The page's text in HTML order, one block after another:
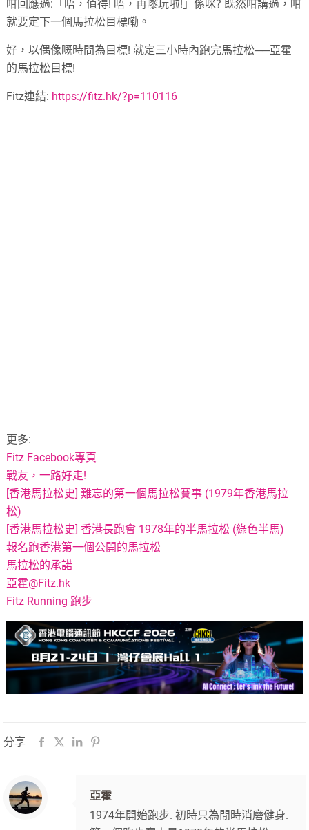
咁回應過:「唔，值得! 唔，再嚟玩啦!」係咪? 既然咁講過，咁
就要定下一個馬拉松目標嘞。
好，以偶像嘅時間為目標! 就定三小時內跑完馬拉松──亞霍
的馬拉松目標!
Fitz連結: https://fitz.hk/?p=110116
更多:
Fitz Facebook專頁
戰友，一路好走!
[香港馬拉松史] 難忘的第一個馬拉松賽事 (1979年香港馬拉
松)
[香港馬拉松史] 香港長跑會 1978年的半馬拉松 (綠色半馬)
報名跑香港第一個公開的馬拉松
馬拉松的承諾
亞霍@Fitz.hk
Fitz Running 跑步
分享
亞霍
1974年開始跑步. 初時只為閒時消磨健身.